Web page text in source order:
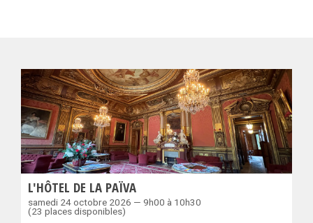
L'HÔTEL DE LA PAÏVA
samedi 24 octobre 2026 — 9h00 à 10h30
(23 places disponibles)